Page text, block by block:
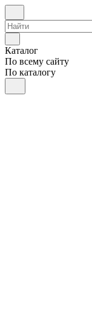
Каталог
По всему сайту
По каталогу